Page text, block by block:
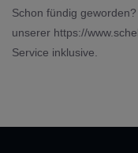
Schon fündig
unserer https://
Service inklusive.